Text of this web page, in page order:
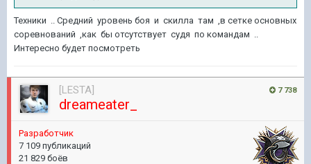
Техники .. Средний уровень боя и скилла там ,в сетке основных
соревнований ,как бы отсутствует судя по командам ..
Интересно будет посмотреть
7 738
[LESTA]
dreameater_
Разработчик
7 109 публикаций
21 829 боёв